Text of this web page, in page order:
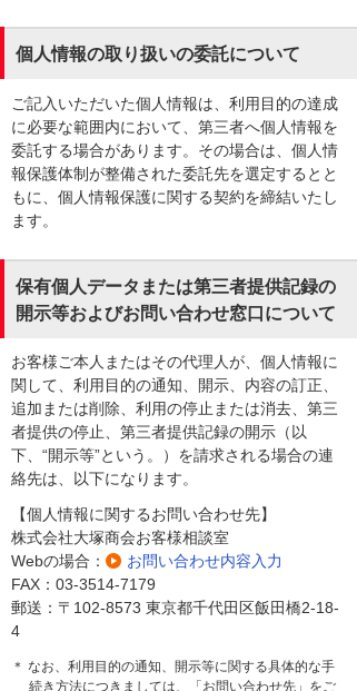
個人情報の取り扱いの委託について
ご記入いただいた個人情報は、利用目的の達成
に必要な範囲内において、第三者へ個人情報を
委託する場合があります。その場合は、個人情
報保護体制が整備された委託先を選定するとと
もに、個人情報保護に関する契約を締結いたし
ます。
保有個人データまたは第三者提供記録の
開示等およびお問い合わせ窓口について
お客様ご本人またはその代理人が、個人情報に
関して、利用目的の通知、開示、内容の訂正、
追加または削除、利用の停止または消去、第三
者提供の停止、第三者提供記録の開示（以
下、“開示等”という。）を請求される場合の連
絡先は、以下になります。
【個人情報に関するお問い合わせ先】
株式会社大塚商会お客様相談室
Webの場合：
お問い合わせ内容入力
FAX：03-3514-7179
郵送：〒102-8573 東京都千代田区飯田橋2-18-
4
＊ なお、利用目的の通知、開示等に関する具体的な手
続き方法につきましては、「お問い合わせ先」をご